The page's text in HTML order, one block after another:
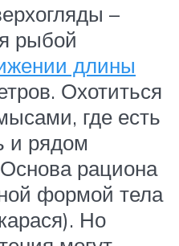
–
рыбой
длины
Охотиться
где есть
и рядом
рациона
формой тела
Но